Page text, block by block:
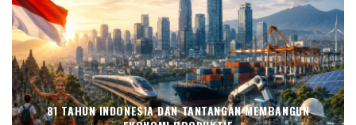
81 TAHUN INDONESIA DAN TANTANGAN MEMBANGUN